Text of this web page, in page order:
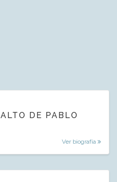
DE PABLO
Ver biografía